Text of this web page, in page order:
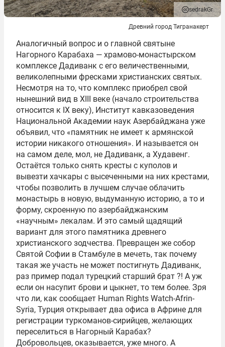
sedrakGr
Древний город Тигранакерт
Аналогичный вопрос и о главной святыне
Нагорного Карабаха — храмово-монастырском
комплексе Дадиванк с его величественными,
великолепными фресками христианских святых.
Несмотря на то, что комплекс приобрел свой
нынешний вид в XIII веке (начало строительства
относится к IX веку), Институт кавказоведения
Национальной Академии наук Азербайджана уже
объявил, что «памятник не имеет к армянской
истории никакого отношения». И называется он
на самом деле, мол, не Дадиванк, а Худавенг.
Остаётся только снять кресты с куполов и
вывезти хачкары с высеченными на них крестами,
чтобы позволить в лучшем случае облачить
монастырь в новую, выдуманную историю, а то и
форму, скроенную по азербайджанским
«научным» лекалам. И это самый щадящий
вариант для этого памятника древнего
христианского зодчества. Превращен же собор
Святой Софии в Стамбуле в мечеть, так почему
такая же участь не может постигнуть Дадиванк,
раз пример подал турецкий старший брат ?! А уж
если он насупит брови и цыкнет, то тем более. Зря
что ли, как сообщает Human Rights Watch-Afrin-
Syria, Турция открывает два офиса в Африне для
регистрации туркоманов-сирийцев, желающих
переселиться в Нагорный Карабах?
Добровольцев, оказывается, уже много. А